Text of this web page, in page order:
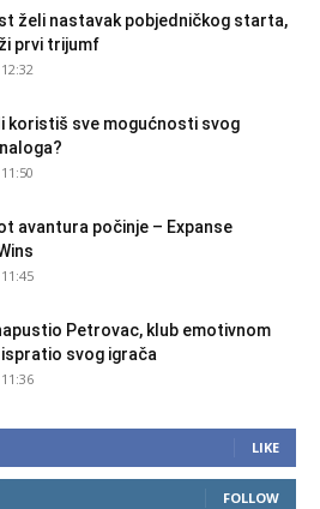
želi nastavak pobjedničkog starta,
prvi trijumf
li koristiš sve mogućnosti svog
avantura počinje – Expanse
Petrovac, klub emotivnom
svog igrača
LIKE
FOLLOW